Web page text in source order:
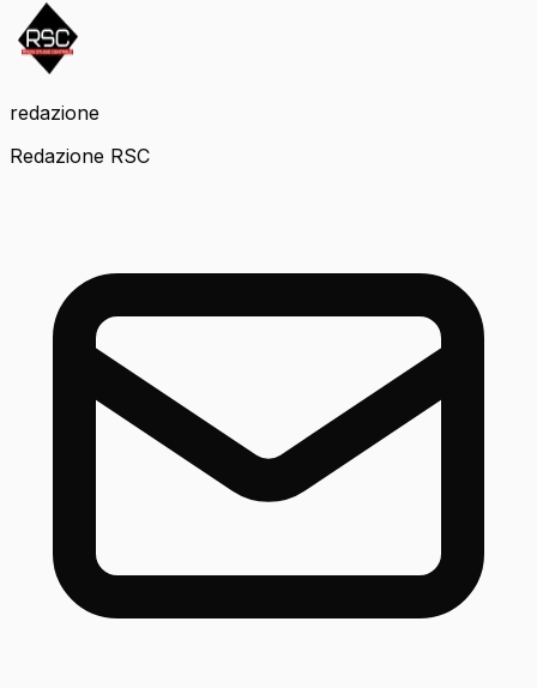
redazione
Redazione RSC